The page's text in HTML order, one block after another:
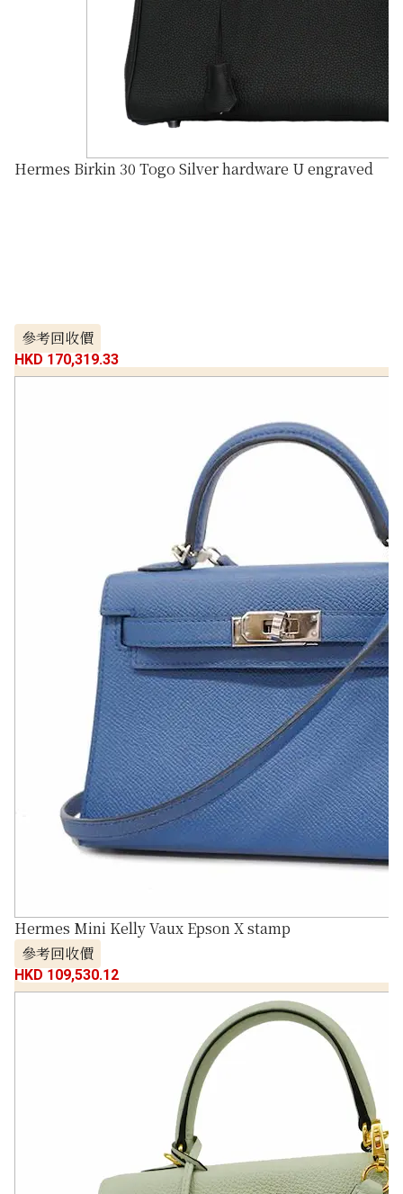
Hermes Birkin 30 Togo Silver hardware U engraved
參考回收價
HKD 170,319.33
Hermes Mini Kelly Vaux Epson X stamp
參考回收價
HKD 109,530.12